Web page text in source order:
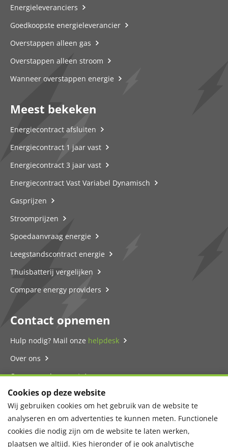
Cookies op deze website
Wij gebruiken cookies om het gebruik van de website te
analyseren en om advertenties te kunnen meten. Functionele
cookies die nodig zijn om de website te laten werken,
plaatsen we altijd. Kies hieronder of je ook analytische
Energieleveranciers
Goedkoopste energieleverancier
Overstappen alleen gas
Overstappen alleen stroom
Wanneer overstappen energie
Meest bekeken
Energiecontract afsluiten
Energiecontract 1 jaar vast
Energiecontract 3 jaar vast
Energiecontract Vast Variabel Dynamisch
Gasprijzen
Stroomprijzen
Spoedaanvraag energie
Leegstandscontract energie
Thuisbatterij vergelijken
Compare energy providers
Contact opnemen
Hulp nodig? Mail onze helpdesk
Over ons
Onze energie-expert
Contact
Privacyverklaring